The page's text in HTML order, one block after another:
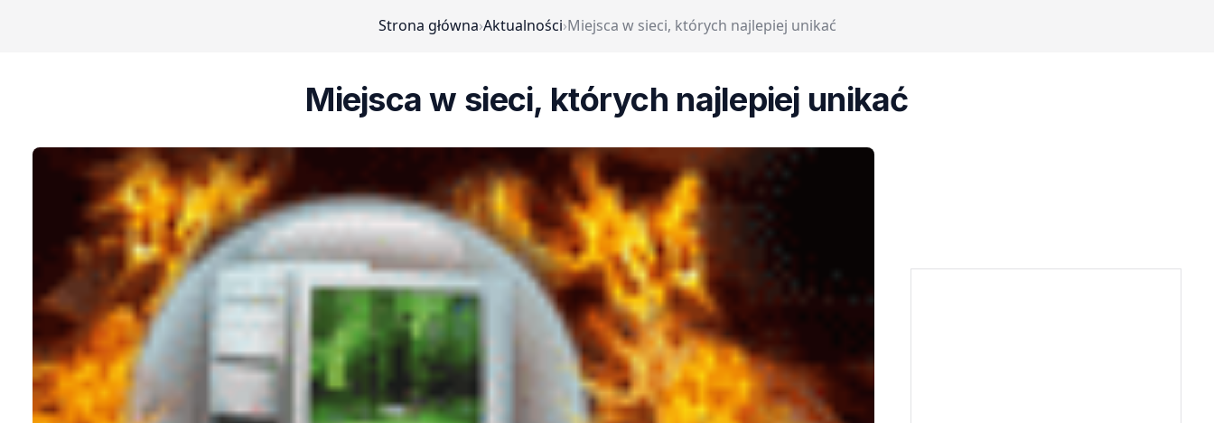
Strona główna›Aktualności›Miejsca w sieci, których najlepiej unikać
Miejsca w sieci, których najlepiej unikać